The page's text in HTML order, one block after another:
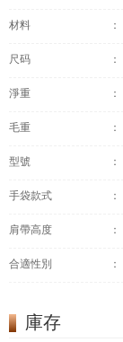
材料 ：
尺码 ：
淨重 ：
毛重 ：
型號 ：
手袋款式 ：
肩帶高度 ：
合適性別 ：
庫存